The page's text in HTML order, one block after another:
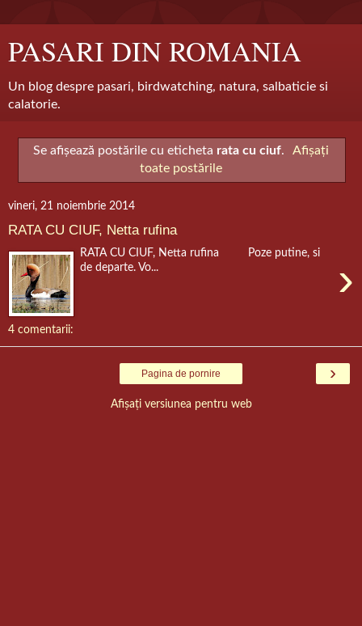
PASARI DIN ROMANIA
Un blog despre pasari, birdwatching, natura, salbaticie si
calatorie.
Se afișează postările cu eticheta rata cu ciuf.
Afișați
toate postările
vineri, 21 noiembrie 2014
RATA CU CIUF, Netta rufina
›
RATA CU CIUF, Netta rufina Poze putine, si
de departe. Vo...
4 comentarii:
›
Pagina de pornire
Afișați versiunea pentru web